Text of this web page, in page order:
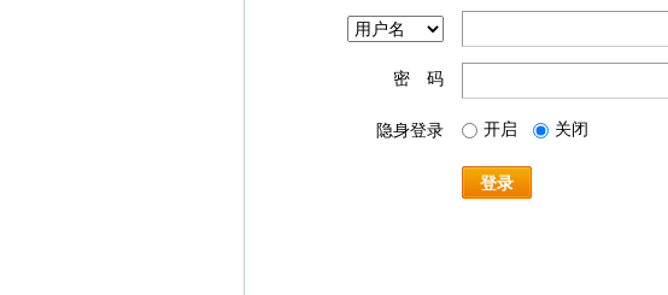
密 码
隐身登录 开启 关闭
登录